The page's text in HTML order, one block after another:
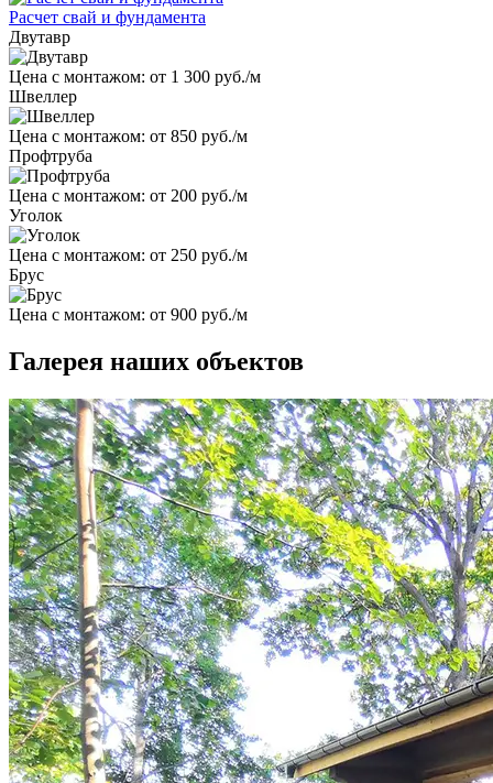
Расчет свай и фундамента
Двутавр
Цена с монтажом: от 1 300 руб./м
Швеллер
Цена с монтажом: от 850 руб./м
Профтруба
Цена с монтажом: от 200 руб./м
Уголок
Цена с монтажом: от 250 руб./м
Брус
Цена с монтажом: от 900 руб./м
Галерея наших объектов